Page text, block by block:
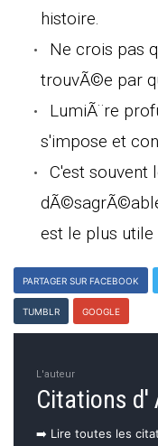
histoire.
Ne crois pas
trouvÃ©e par
LumiÃ¨re
s'impose et
C'est souvent
est le plus
PARTAGER SUR FACEBOOK
TUMBLR GOOGLE
L'auteur
Citations d'
➡️ Lire toutes les